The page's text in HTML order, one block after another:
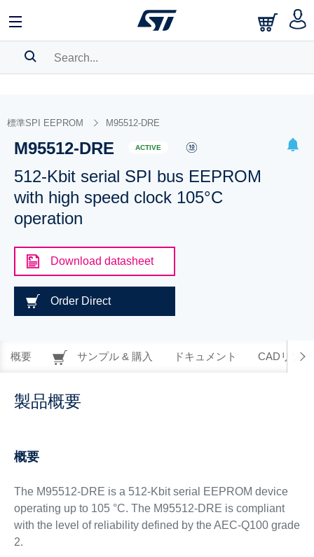
BOOKMARK
Pleaselog into show your saved searches.
標準SPI EEPROM M95512-DRE
M95512-DRE ACTIVE
512-Kbit serial SPI bus EEPROM
with high speed clock 105°C
operation
Download datasheet
Order Direct
概要 サンプル & 購入 ドキュメント CADリソー
製品概要
概要
The M95512-DRE is a 512-Kbit serial EEPROM device
operating up to 105 °C. The M95512-DRE is compliant
with the level of reliability defined by the AEC-Q100 grade
2.